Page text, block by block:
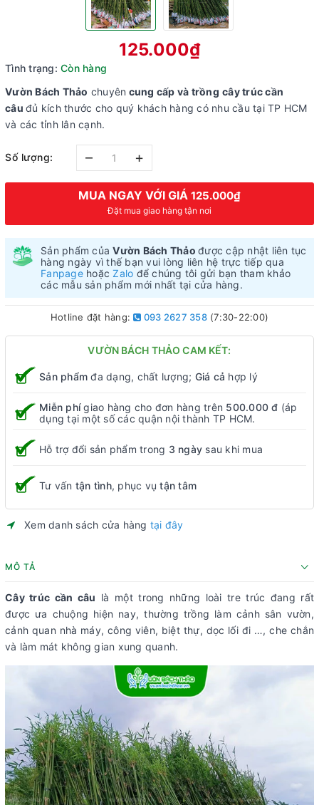
125.000₫
Tình trạng: Còn hàng
Vườn Bách Thảo chuyên cung cấp và trồng cây trúc cần
câu đủ kích thước cho quý khách hàng có nhu cầu tại TP HCM
và các tỉnh lân cạnh.
Số lượng: – +
MUA NGAY VỚI GIÁ 125.000₫
Đặt mua giao hàng tận nơi
Sản phẩm củaVườn Bách Thảo được cập nhật liên tục
hàng ngày vì thế bạn vui lòng liên hệ trực tiếp qua
FanpagehoặcZalo để chúng tôi gửi bạn tham khảo
các mẫu sản phẩm mới nhất tại cửa hàng.
Hotline đặt hàng: 093 2627 358(7:30-22:00)
VƯỜN BÁCH THẢO CAM KẾT:
Sản phẩm đa dạng, chất lượng; Giá cả hợp lý
Miễn phígiao hàng cho đơn hàng trên 500.000 đ (áp
dụng tại một số các quận nội thành TP HCM.
Hỗ trợ đổi sản phẩm trong 3 ngày sau khi mua
Tư vấn tận tình, phục vụtận tâm
Xem danh sách cửa hàng tại đây
MÔ TẢ
Cây trúc cần câu là một trong những loài tre trúc đang rất
được ưa chuộng hiện nay, thường trồng làm cảnh sân vườn,
cảnh quan nhà máy, công viên, biệt thự, dọc lối đi …, che chắn
và làm mát không gian xung quanh.